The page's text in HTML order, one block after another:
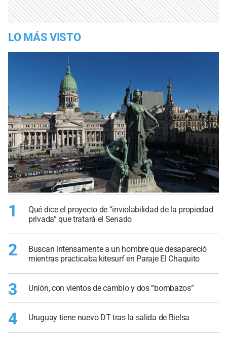
LO MÁS VISTO
1
Qué dice el proyecto de “inviolabilidad de la propiedad
privada” que tratará el Senado
2
Buscan intensamente a un hombre que desapareció
mientras practicaba kitesurf en Paraje El Chaquito
3 Unión, con vientos de cambio y dos “bombazos”
4 Uruguay tiene nuevo DT tras la salida de Bielsa